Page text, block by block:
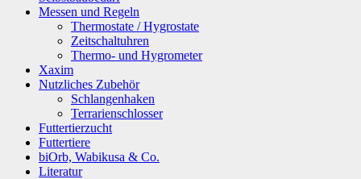
Messen und Regeln
Thermostate / Hygrostate
Zeitschaltuhren
Thermo- und Hygrometer
Xaxim
Nutzliches Zubehör
Schlangenhaken
Terrarienschlosser
Futtertierzucht
Futtertiere
biOrb, Wabikusa & Co.
Literatur